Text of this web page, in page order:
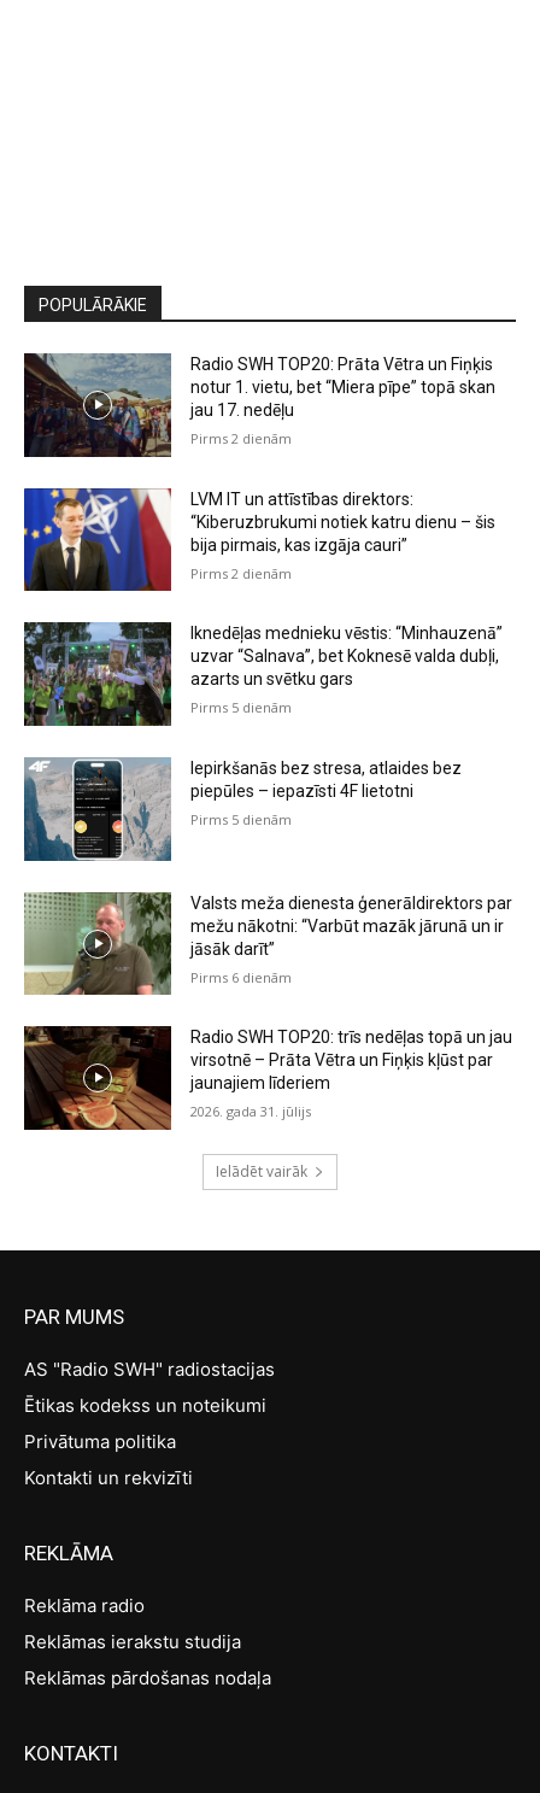
POPULĀRĀKIE
Radio SWH TOP20: Prāta Vētra un Fiņķis
notur 1. vietu, bet “Miera pīpe” topā skan
jau 17. nedēļu
Pirms 2 dienām
LVM IT un attīstības direktors:
“Kiberuzbrukumi notiek katru dienu – šis
bija pirmais, kas izgāja cauri”
Pirms 2 dienām
Iknedēļas mednieku vēstis: “Minhauzenā”
uzvar “Salnava”, bet Koknesē valda dubļi,
azarts un svētku gars
Pirms 5 dienām
Iepirkšanās bez stresa, atlaides bez
piepūles – iepazīsti 4F lietotni
Pirms 5 dienām
Valsts meža dienesta ģenerāldirektors par
mežu nākotni: “Varbūt mazāk jārunā un ir
jāsāk darīt”
Pirms 6 dienām
Radio SWH TOP20: trīs nedēļas topā un jau
virsotnē – Prāta Vētra un Fiņķis kļūst par
jaunajiem līderiem
2026. gada 31. jūlijs
Ielādēt vairāk
PAR MUMS
AS "Radio SWH" radiostacijas
Ētikas kodekss un noteikumi
Privātuma politika
Kontakti un rekvizīti
REKLĀMA
Reklāma radio
Reklāmas ierakstu studija
Reklāmas pārdošanas nodaļa
KONTAKTI